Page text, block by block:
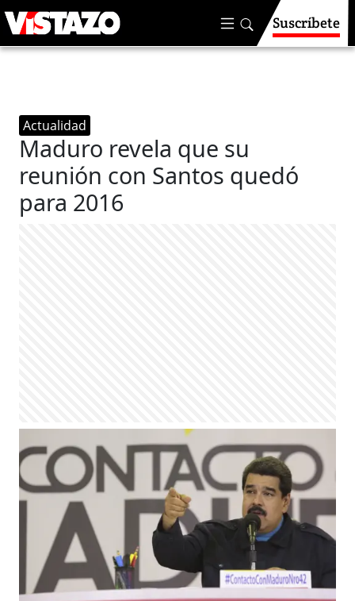
Suscríbete
Actualidad
Maduro revela que su
reunión con Santos quedó
para 2016